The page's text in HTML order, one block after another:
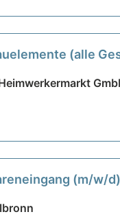
(alle
(m/w/d)